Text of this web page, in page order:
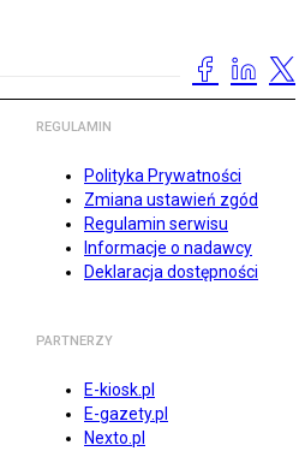
REGULAMIN
Polityka Prywatności
Zmiana ustawień zgód
Regulamin serwisu
Informacje o nadawcy
Deklaracja dostępności
PARTNERZY
E-kiosk.pl
E-gazety.pl
Nexto.pl